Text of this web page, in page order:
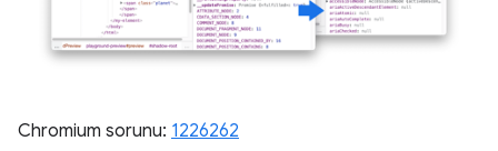
Chromium sorunu: 1226262